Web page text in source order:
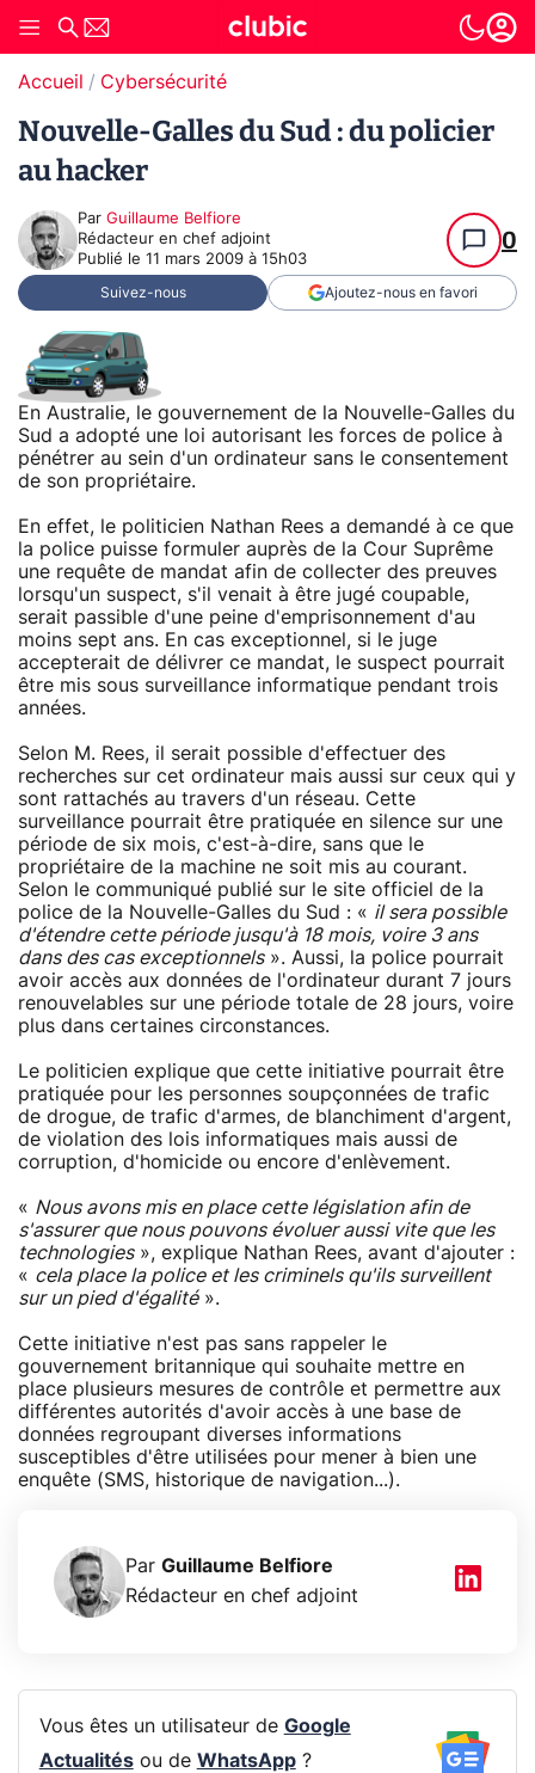
Accueil Cybersécurité
Nouvelle-Galles du Sud : du policier
au hacker
Par Guillaume Belfiore
Rédacteur en chef adjoint
Publié le 11 mars 2009 à 15h03
0
Suivez-nous Ajoutez-nous en favori
En Australie, le gouvernement de la Nouvelle-Galles du
Sud a adopté une loi autorisant les forces de police à
pénétrer au sein d'un ordinateur sans le consentement
de son propriétaire.
En effet, le politicien Nathan Rees a demandé à ce que
la police puisse formuler auprès de la Cour Suprême
une requête de mandat afin de collecter des preuves
lorsqu'un suspect, s'il venait à être jugé coupable,
serait passible d'une peine d'emprisonnement d'au
moins sept ans. En cas exceptionnel, si le juge
accepterait de délivrer ce mandat, le suspect pourrait
être mis sous surveillance informatique pendant trois
années.
Selon M. Rees, il serait possible d'effectuer des
recherches sur cet ordinateur mais aussi sur ceux qui y
sont rattachés au travers d'un réseau. Cette
surveillance pourrait être pratiquée en silence sur une
période de six mois, c'est-à-dire, sans que le
propriétaire de la machine ne soit mis au courant.
Selon le communiqué publié sur le site officiel de la
police de la Nouvelle-Galles du Sud : « il sera possible
d'étendre cette période jusqu'à 18 mois, voire 3 ans
dans des cas exceptionnels». Aussi, la police pourrait
avoir accès aux données de l'ordinateur durant 7 jours
renouvelables sur une période totale de 28 jours, voire
plus dans certaines circonstances.
Le politicien explique que cette initiative pourrait être
pratiquée pour les personnes soupçonnées de trafic
de drogue, de trafic d'armes, de blanchiment d'argent,
de violation des lois informatiques mais aussi de
corruption, d'homicide ou encore d'enlèvement.
« Nous avons mis en place cette législation afin de
s'assurer que nous pouvons évoluer aussi vite que les
technologies», explique Nathan Rees, avant d'ajouter :
« cela place la police et les criminels qu'ils surveillent
sur un pied d'égalité».
Cette initiative n'est pas sans rappeler le
gouvernement britannique qui souhaite mettre en
place plusieurs mesures de contrôle et permettre aux
différentes autorités d'avoir accès à une base de
données regroupant diverses informations
susceptibles d'être utilisées pour mener à bien une
enquête (SMS, historique de navigation...).
Par Guillaume Belfiore
Rédacteur en chef adjoint
Vous êtes un utilisateur de Google
Actualitésou de WhatsApp?